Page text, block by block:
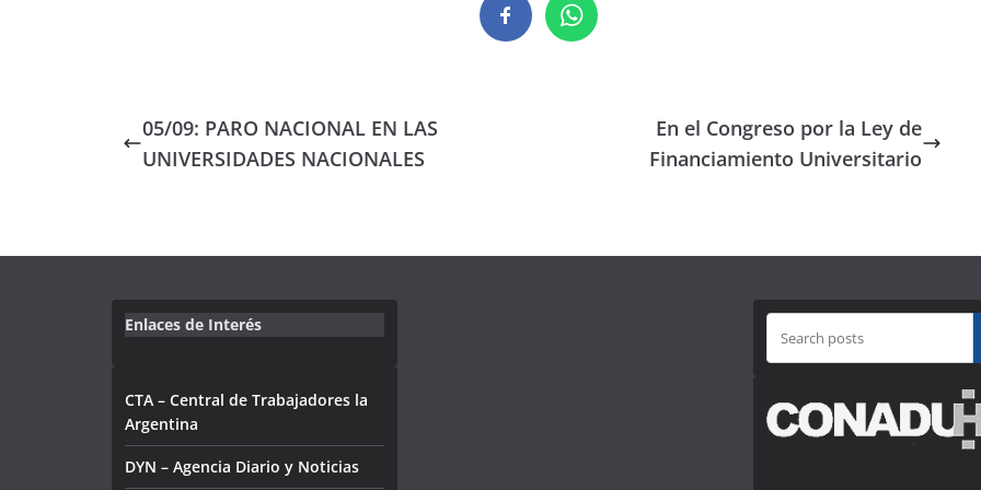
05/09: PARO NACIONAL EN LAS
UNIVERSIDADES NACIONALES
En el Congreso por la Ley de
Financiamiento Universitario
Enlaces de Interés
CTA – Central de Trabajadores la
Argentina
DYN – Agencia Diario y Noticias